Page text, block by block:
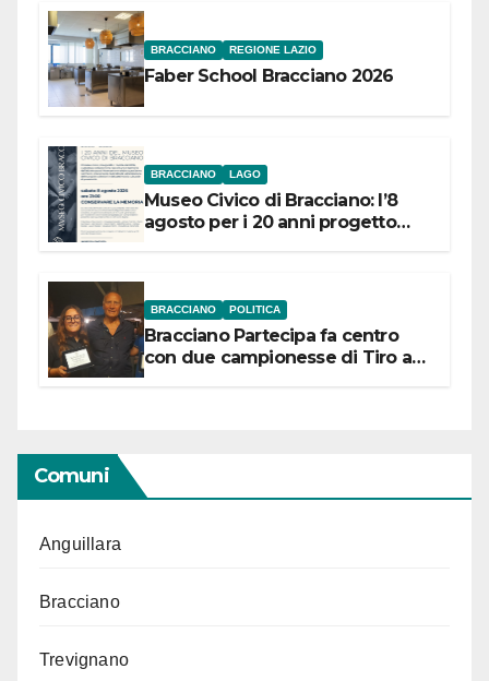
BRACCIANO REGIONE LAZIO
Faber School Bracciano 2026
BRACCIANO LAGO
Museo Civico di Bracciano: l’8
agosto per i 20 anni progetto
BRACCIANO POLITICA
Bracciano Partecipa fa centro
con due campionesse di Tiro a
Comuni
Anguillara
Bracciano
Trevignano